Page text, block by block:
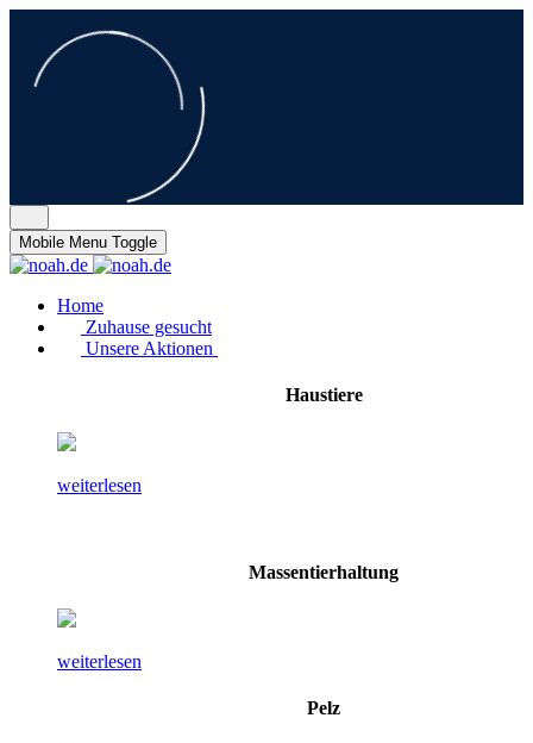
Mobile Menu Toggle
Home
Zuhause gesucht
Unsere Aktionen
Haustiere
weiterlesen
Massentierhaltung
weiterlesen
Pelz